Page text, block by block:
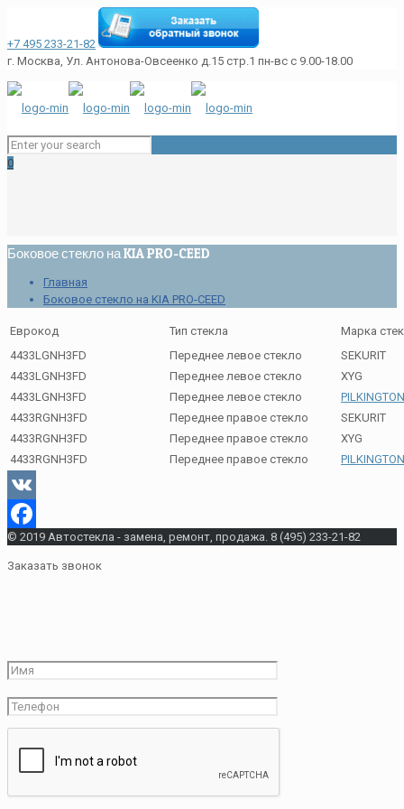
+7 495 233-21-82
г. Москва, Ул. Антонова-Овсеенко д.15 стр.1 пн-вс с 9.00-18.00
0
Боковое стекло на KIA PRO-CEED
Главная
Боковое стекло на KIA PRO-CEED
Еврокод Тип стекла
Марка
4433LGNH3FD
Переднее левое стекло
SEKURIT
4433LGNH3FD
Переднее левое стекло
XYG
4433LGNH3FD
Переднее левое стекло
PILKINGTON
4433RGNH3FD
Переднее правое стекло
SEKURIT
4433RGNH3FD
Переднее правое стекло
XYG
4433RGNH3FD
Переднее правое стекло PILKINGTON
VK
Facebook
© 2019 Автостекла - замена, ремонт, продажа. 8 (495) 233-21-82
Заказать звонок